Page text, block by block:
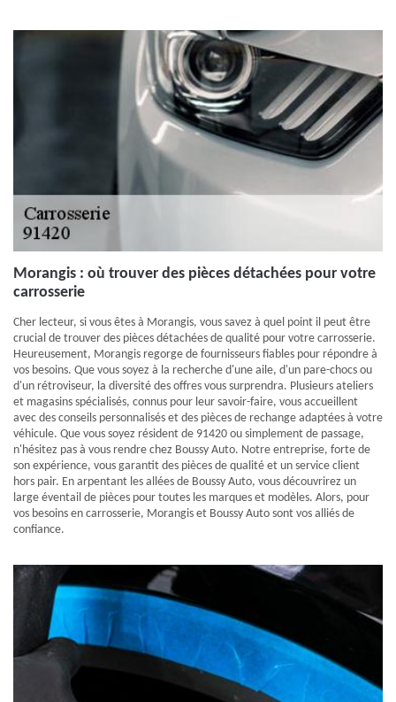
Morangis : où trouver des pièces détachées pour votre
carrosserie
Cher lecteur, si vous êtes à Morangis, vous savez à quel point il peut être
crucial de trouver des pièces détachées de qualité pour votre carrosserie.
Heureusement, Morangis regorge de fournisseurs fiables pour répondre à
vos besoins. Que vous soyez à la recherche d'une aile, d'un pare-chocs ou
d'un rétroviseur, la diversité des offres vous surprendra. Plusieurs ateliers
et magasins spécialisés, connus pour leur savoir-faire, vous accueillent
avec des conseils personnalisés et des pièces de rechange adaptées à votre
véhicule. Que vous soyez résident de 91420 ou simplement de passage,
n'hésitez pas à vous rendre chez Boussy Auto. Notre entreprise, forte de
son expérience, vous garantit des pièces de qualité et un service client
hors pair. En arpentant les allées de Boussy Auto, vous découvrirez un
large éventail de pièces pour toutes les marques et modèles. Alors, pour
vos besoins en carrosserie, Morangis et Boussy Auto sont vos alliés de
confiance.